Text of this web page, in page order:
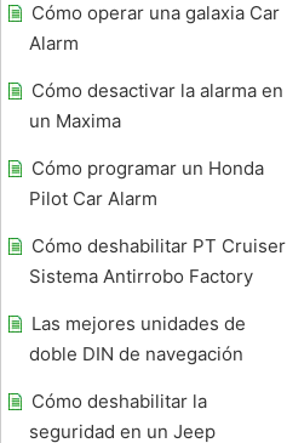
Cómo operar una galaxia Car
Alarm
Cómo desactivar la alarma en
un Maxima
Cómo programar un Honda
Pilot Car Alarm
Cómo deshabilitar PT Cruiser
Sistema Antirrobo Factory
Las mejores unidades de
doble DIN de navegación
Cómo deshabilitar la
seguridad en un Jeep